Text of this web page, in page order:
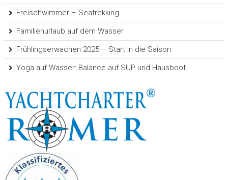
Freischwimmer – Seatrekking
Familienurlaub auf dem Wasser
Frühlingserwachen 2025 – Start in die Saison
Yoga auf Wasser: Balance auf SUP und Hausboot